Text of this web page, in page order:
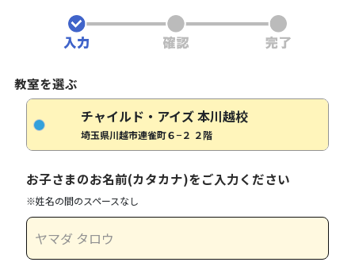
教室を選ぶ
チャイルド・アイズ 本川越校
埼玉県川越市連雀町６−２ ２階
お子さまのお名前(カタカナ)をご入力ください
※姓名の間のスペースなし